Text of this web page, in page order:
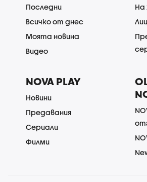
Последни
Всичко от днес
Моята новина
Видео
На
NOVA PLAY
Новини
Предавания
Сериали
Филми